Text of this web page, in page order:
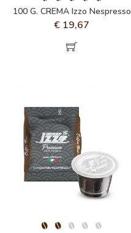
100 G. CREMA Izzo Nespresso
€ 19,67